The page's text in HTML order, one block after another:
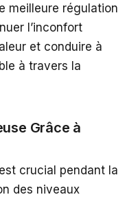
meilleure régulation
l’inconfort
et conduire à
à travers la
Grâce à
crucial pendant la
des niveaux